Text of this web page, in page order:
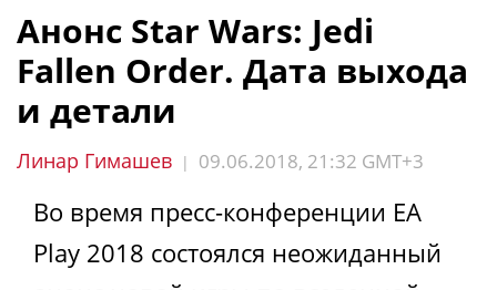
Анонс Star Wars: Jedi
Fallen Order. Дата выхода
и детали
Линар Гимашев | 09.06.2018, 21:32 GMT+3
Во время пресс-конференции EA
Play 2018 состоялся неожиданный